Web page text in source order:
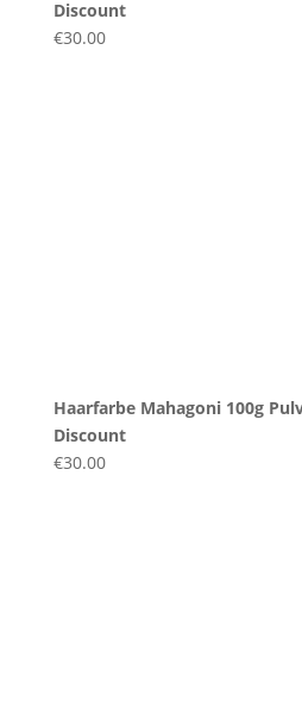
Discount
€30.00
Haarfarbe Mahagoni 100g
Discount
€30.00